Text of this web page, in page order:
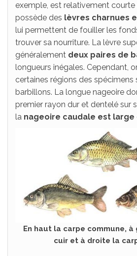
exemple, est relativement
possède des lèvres charnues
lui permettent de fouiller les
trouver sa nourriture. La lèvre
généralement deux paires de
longueurs inégales. Cependant,
certaines régions des spécimens
barbillons. La longue nageoire
premier rayon dur et dentelé sur
la nageoire caudale est
En haut la carpe commune,
cuir et à droite la